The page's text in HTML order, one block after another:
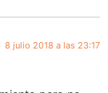
8 julio 2018 a las 23:17